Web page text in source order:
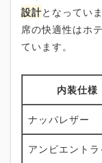
設計となってい
席の快適性はホ
ています。
内装仕様
ナッパレザー
アンビエントラ